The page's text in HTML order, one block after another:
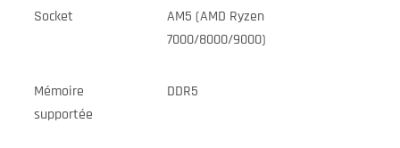
Socket
AM5 (AMD Ryzen
7000/8000/9000)
Mémoire
supportée
DDR5